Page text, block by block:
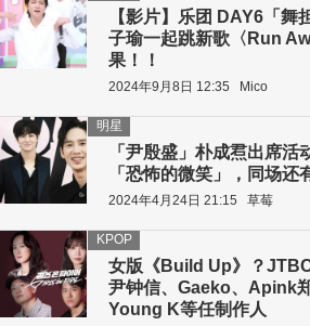
【影片】乐团 DAY6「舞
子瑜一起跳新歌〈Run
果！！
2024年9月8日 12:35 Mico
「尹殷盛」朴成焄出席活
「恐怖的微笑」，同场
明星
2024年4月24日 21:15 草莓
女版《Build Up》？
尹钟信、Gaeko、Apink
Young K等任制作人
KPOP